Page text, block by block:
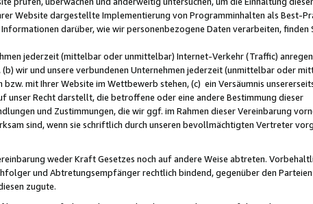
Website dargestellte Implementierung von Programminhalten als Best-
darüber, wie wir personenbezogene Daten verarbeiten, finden
jederzeit (mittelbar oder unmittelbar) Internet-Verkehr (Traffic)
wir und unsere verbundenen Unternehmen jederzeit (unmittelbar oder
mit Ihrer Website im Wettbewerb stehen, (c) ein Versäumnis
unser Recht darstellt, die betroffene oder eine andere Bestimmung dieser
und Zustimmungen, die wir ggf. im Rahmen dieser Vereinbarung
sind, wenn sie schriftlich durch unseren bevollmächtigten Vertreter
weder Kraft Gesetzes noch auf andere Weise abtreten.
und Abtretungsempfänger rechtlich bindend, gegenüber den
zugute.